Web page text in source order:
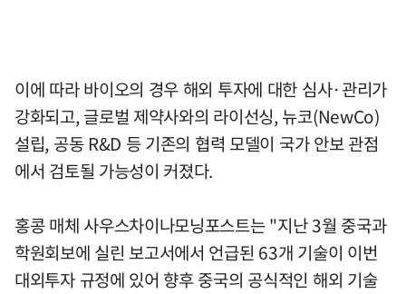
이에 따라 바이오의 경우 해외 투자에 대한 심사·관리가
강화되고, 글로벌 제약사와의 라이선싱, 뉴코(NewCo)
설립, 공동 R&D 등 기존의 협력 모델이 국가 안보 관점
에서 검토될 가능성이 커졌다.
홍콩 매체 사우스차이나모닝포스트는 "지난 3월 중국과
학원회보에 실린 보고서에서 언급된 63개 기술이 이번
대외투자 규정에 있어 향후 중국의 공식적인 해외 기술